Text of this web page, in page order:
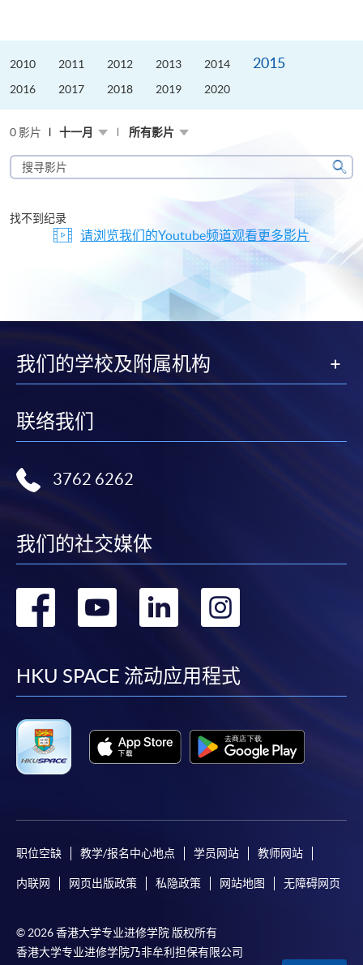
2010 2011 2012 2013 2014 2015
2016 2017 2018 2019 2020
0 影片 十一月 所有影片
搜
寻
片
搜
找不到纪录
请浏览我们的Youtube频道观看更多影片
我们的学校及附属机构
联络我们
3762 6262
我们的社交媒体
转
facebook
转
youtube
转
linkedin
转
HKU SPACE 流动应用程式
职位空缺 教学/报名中心地点 学员网站 教师网站
内联网 网页出版政策 私隐政策 网站地图 无障碍网页
© 2026 香港大学专业进修学院 版权所有
香港大学专业进修学院乃非牟利担保有限公司